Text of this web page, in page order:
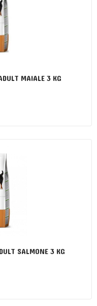
MAIALE 3 KG
SALMONE 3 KG